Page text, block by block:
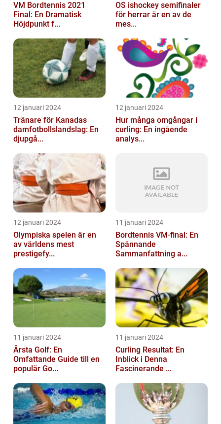
VM Bordtennis 2021
Final: En Dramatisk
Höjdpunkt f...
OS ishockey semifinaler
för herrar är en av de
mes...
12 januari 2024
Tränare för Kanadas
damfotbollslandslag: En
djupgå...
12 januari 2024
Hur många omgångar i
curling: En ingående
analys...
12 januari 2024
Olympiska spelen är en
av världens mest
prestigefy...
11 januari 2024
Bordtennis VM-final: En
Spännande
Sammanfattning a...
11 januari 2024
Årsta Golf: En
Omfattande Guide till en
populär Go...
11 januari 2024
Curling Resultat: En
Inblick i Denna
Fascinerande ...